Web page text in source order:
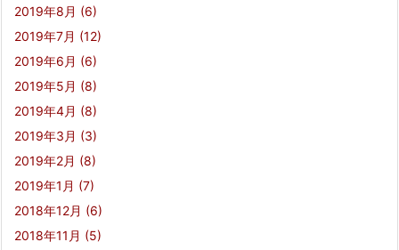
2019年8月 (6)
2019年7月 (12)
2019年6月 (6)
2019年5月 (8)
2019年4月 (8)
2019年3月 (3)
2019年2月 (8)
2019年1月 (7)
2018年12月 (6)
2018年11月 (5)